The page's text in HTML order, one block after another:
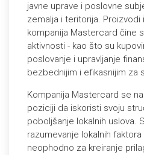
javne uprave i poslovne
zemalja i teritorija. Proizvodi
kompanija Mastercard čine
aktivnosti - kao što su
poslovanje i upravljanje
bezbednijim i efikasnijim za
Kompanija Mastercard se
poziciji da iskoristi svoju
poboljšanje lokalnih uslova.
razumevanje lokalnih
neophodno za kreiranje